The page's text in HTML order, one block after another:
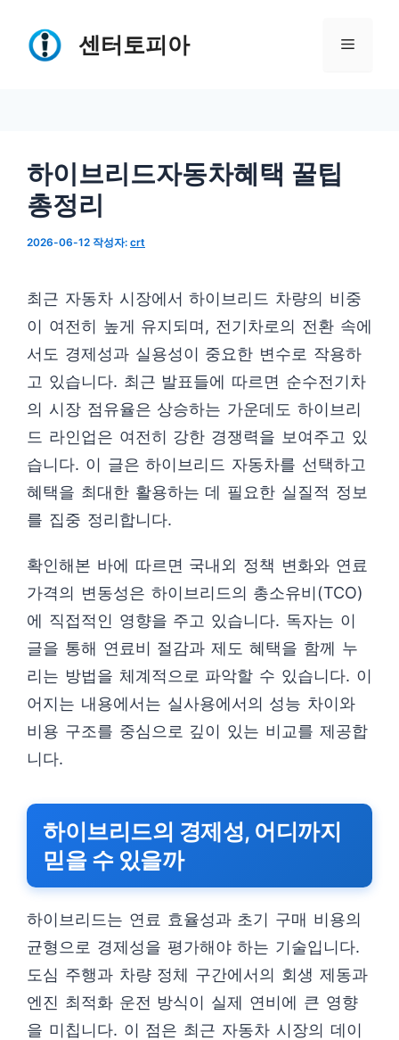
센터토피아 메
하이브리드자동차혜택 꿀팁
총정리
2026-06-12 작성자: crt
최근 자동차 시장에서 하이브리드 차량의 비중
이 여전히 높게 유지되며, 전기차로의 전환 속에
서도 경제성과 실용성이 중요한 변수로 작용하
고 있습니다. 최근 발표들에 따르면 순수전기차
의 시장 점유율은 상승하는 가운데도 하이브리
드 라인업은 여전히 강한 경쟁력을 보여주고 있
습니다. 이 글은 하이브리드 자동차를 선택하고
혜택을 최대한 활용하는 데 필요한 실질적 정보
를 집중 정리합니다.
확인해본 바에 따르면 국내외 정책 변화와 연료
가격의 변동성은 하이브리드의 총소유비(TCO)
에 직접적인 영향을 주고 있습니다. 독자는 이
글을 통해 연료비 절감과 제도 혜택을 함께 누
리는 방법을 체계적으로 파악할 수 있습니다. 이
어지는 내용에서는 실사용에서의 성능 차이와
비용 구조를 중심으로 깊이 있는 비교를 제공합
니다.
하이브리드의 경제성, 어디까지
믿을 수 있을까
하이브리드는 연료 효율성과 초기 구매 비용의
균형으로 경제성을 평가해야 하는 기술입니다.
도심 주행과 차량 정체 구간에서의 회생 제동과
엔진 최적화 운전 방식이 실제 연비에 큰 영향
을 미칩니다. 이 점은 최근 자동차 시장의 데이